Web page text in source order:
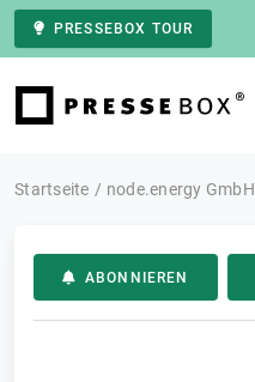
PRESSEBOX TOUR
Zur Startseite
Startseite node.energy GmbH
ABONNIEREN